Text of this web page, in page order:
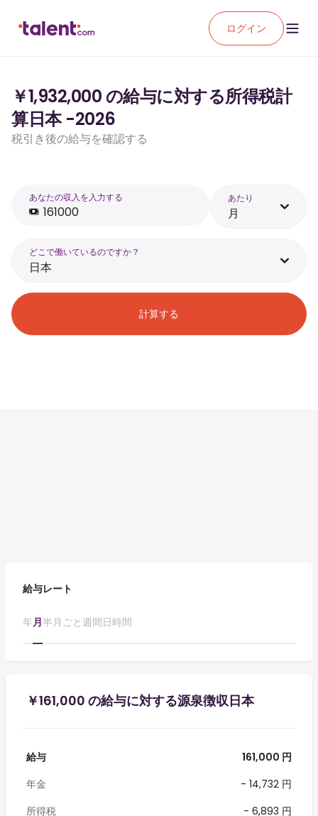
ログイン
￥1,932,000 の給与に対する所得税計
算日本 -2026
税引き後の給与を確認する
あなたの収入を入力する あたり
月
どこで働いているのですか？
日本
計算する
給与レート
年月半月ごと週間日時間
￥161,000 の給与に対する源泉徴収日本
給与
161,000 円
年金
- 14,732 円
所得税
- 6,893 円